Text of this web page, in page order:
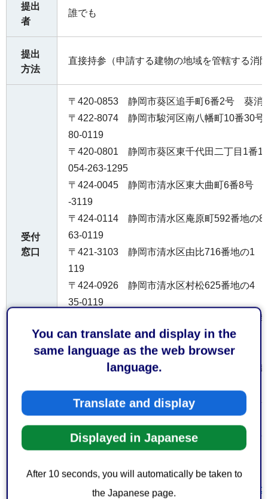
You can translate and display in the
same language as the web browser
language.
Translate and display
Displayed in Japanese
After 10 seconds, you will automatically be taken to
the Japanese page.
提出
者
誰でも
提出
方法
直接持参（申請する建物の地域を管轄する消
受付
窓口
〒420-0853 静岡市葵区追手町6番2号 葵消
〒422-8074 静岡市駿河区南八幡町10番30
80-0119
〒420-0801 静岡市葵区東千代田二丁目1
054-263-1295
〒424-0045 静岡市清水区東大曲町6番8号
-3119
〒424-0114 静岡市清水区庵原町592番地
63-0119
〒421-3103 静岡市清水区由比716番地の1
119
〒424-0926 静岡市清水区村松625番地の4
35-0119
〒427-0048 島田市旗指513番地の1 島田
〒421-0301 榛原郡吉田町住吉1386番地の
2-1141
〒421-0523 牧之原市波津191番地1 牧之
なし
参考
とな
ホテル・旅館等に対する「表示制度」につ